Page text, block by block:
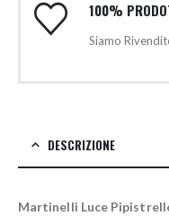
100%
Siamo
DESCRIZIONE
Martinelli Luce